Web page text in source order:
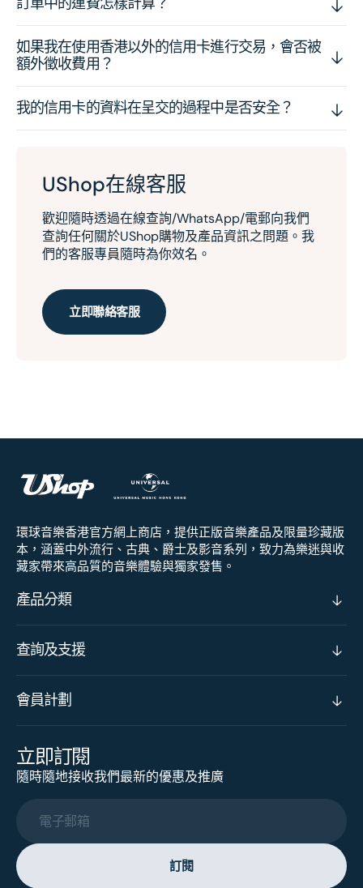
如果我在使用香港以外的信用卡進行交易，會否被
額外徵收費用？
我的信用卡的資料在呈交的過程中是否安全？
UShop在線客服
歡迎隨時透過在線查詢/WhatsApp/電郵向我們
查詢任何關於UShop購物及產品資訊之問題。我
們的客服專員隨時為你效名。
立即聯絡客服
環球音樂香港官方網上商店，提供正版音樂產品及限量珍藏版
本，涵蓋中外流行、古典、爵士及影音系列，致力為樂迷與收
藏家帶來高品質的音樂體驗與獨家發售。
產品分類
查詢及支援
會員計劃
立即訂閱
隨時隨地接收我們最新的優惠及推廣
電子郵箱
訂閱